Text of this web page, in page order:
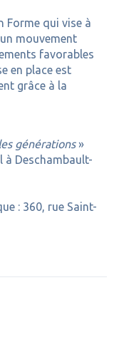
Forme qui vise à
mouvement
favorables
en place est
grâce à la
générations»
à Deschambault-
: 360, rue Saint-